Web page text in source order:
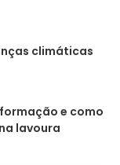
climáticas
e como
lavoura